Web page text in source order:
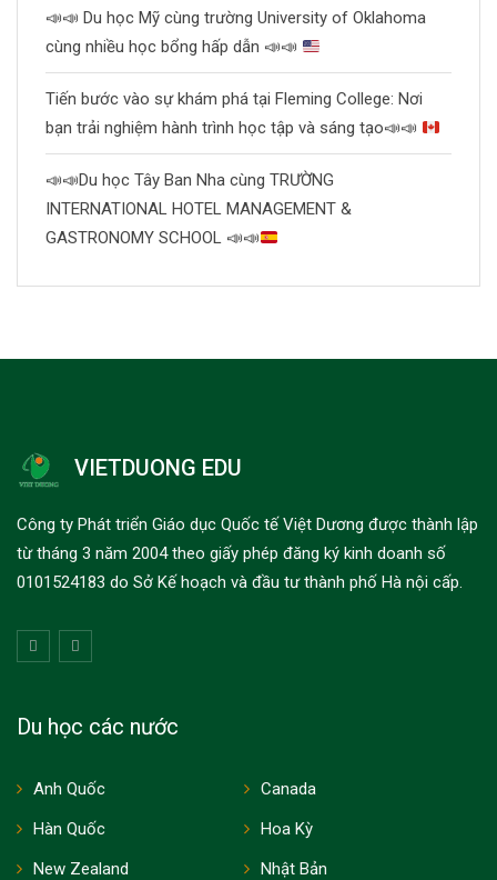
📣📣 Du học Mỹ cùng trường University of Oklahoma
cùng nhiều học bổng hấp dẫn 📣📣
Tiến bước vào sự khám phá tại Fleming College: Nơi
bạn trải nghiệm hành trình học tập và sáng tạo📣📣
📣📣Du học Tây Ban Nha cùng TRƯỜNG
INTERNATIONAL HOTEL MANAGEMENT &
GASTRONOMY SCHOOL 📣📣
VIETDUONG EDU
Công ty Phát triển Giáo dục Quốc tế Việt Dương được thành lập
từ tháng 3 năm 2004 theo giấy phép đăng ký kinh doanh số
0101524183 do Sở Kế hoạch và đầu tư thành phố Hà nội cấp.
Du học các nước
Anh Quốc
Canada
Hàn Quốc
Hoa Kỳ
New Zealand
Nhật Bản